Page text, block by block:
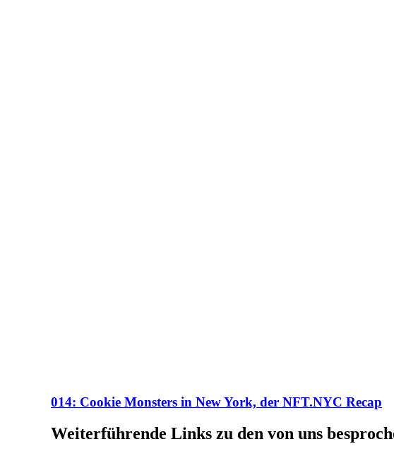
014: Cookie Monsters in New York, der NFT.NYC Recap
Weiterführende Links zu den von uns